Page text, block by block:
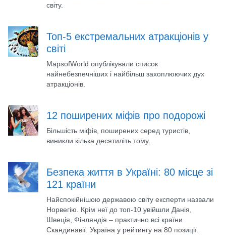
світу.
Топ-5 екстремальних атракціонів у
світі
MapsofWorld опублікували список
найнебезпечніших і найбільш захоплюючих дух
атракціонів.
12 поширених міфів про подорожі
Більшість міфів, поширених серед туристів,
виникли кілька десятиліть тому.
Безпека життя в Україні: 80 місце зі
121 країни
Найспокійнішою державою світу експерти назвали
Норвегію. Крім неї до топ-10 увійшли Данія,
Швеція, Фінляндія – практично всі країни
Скандинавії. Україна у рейтингу на 80 позиції.